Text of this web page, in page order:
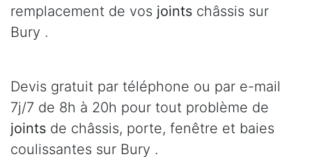
remplacement de vos joints châssis sur
Bury .
Devis gratuit par téléphone ou par e-mail
7j/7 de 8h à 20h pour tout problème de
joints de châssis, porte, fenêtre et baies
coulissantes sur Bury .